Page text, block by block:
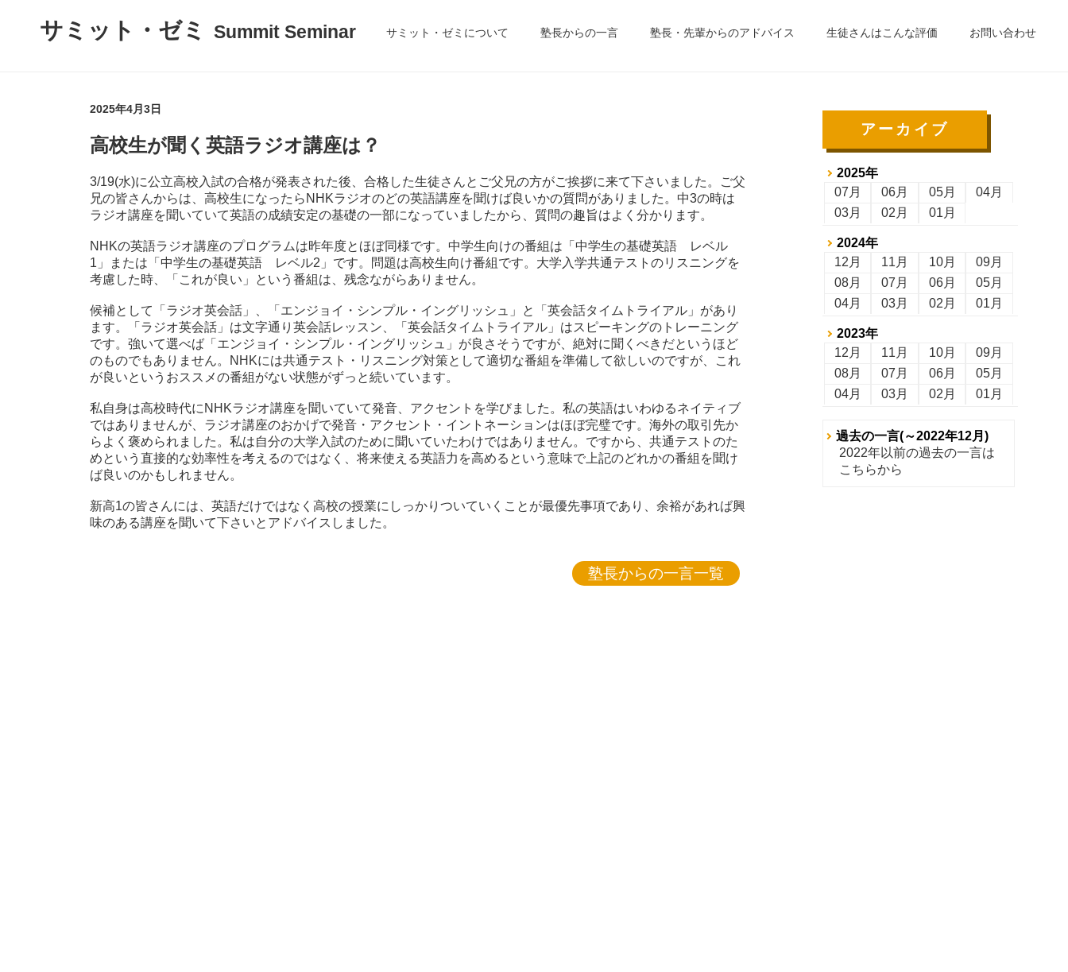
サミット・ゼミ Summit Seminar サミット・ゼミについて 塾長からの一言 塾長・先輩からのアドバイス 生徒さんはこんな評価 お問い合わせ
2025年4月3日
高校生が聞く英語ラジオ講座は？
3/19(水)に公立高校入試の合格が発表された後、合格した生徒さんとご父兄の方がご挨拶に来て下さいました。ご父
兄の皆さんからは、高校生になったらNHKラジオのどの英語講座を聞けば良いかの質問がありました。中3の時は
ラジオ講座を聞いていて英語の成績安定の基礎の一部になっていましたから、質問の趣旨はよく分かります。
NHKの英語ラジオ講座のプログラムは昨年度とほぼ同様です。中学生向けの番組は「中学生の基礎英語 レベル
1」または「中学生の基礎英語 レベル2」です。問題は高校生向け番組です。大学入学共通テストのリスニングを
考慮した時、「これが良い」という番組は、残念ながらありません。
候補として「ラジオ英会話」、「エンジョイ・シンプル・イングリッシュ」と「英会話タイムトライアル」があり
ます。「ラジオ英会話」は文字通り英会話レッスン、「英会話タイムトライアル」はスピーキングのトレーニング
です。強いて選べば「エンジョイ・シンプル・イングリッシュ」が良さそうですが、絶対に聞くべきだというほど
のものでもありません。NHKには共通テスト・リスニング対策として適切な番組を準備して欲しいのですが、これ
が良いというおススメの番組がない状態がずっと続いています。
私自身は高校時代にNHKラジオ講座を聞いていて発音、アクセントを学びました。私の英語はいわゆるネイティブ
ではありませんが、ラジオ講座のおかげで発音・アクセント・イントネーションはほぼ完璧です。海外の取引先か
らよく褒められました。私は自分の大学入試のために聞いていたわけではありません。ですから、共通テストのた
めという直接的な効率性を考えるのではなく、将来使える英語力を高めるという意味で上記のどれかの番組を聞け
ば良いのかもしれません。
新高1の皆さんには、英語だけではなく高校の授業にしっかりついていくことが最優先事項であり、余裕があれば興
味のある講座を聞いて下さいとアドバイスしました。
塾長からの一言一覧
アーカイブ
2025年
07月
06月 05月
04月
03月
02月 01月
2024年
12月
11月 10月
09月
08月
07月 06月
05月
04月
03月 02月 01月
2023年
12月
11月 10月
09月
08月
07月 06月
05月
04月
03月 02月 01月
過去の一言(～2022年12月)
2022年以前の過去の一言は
こちらから